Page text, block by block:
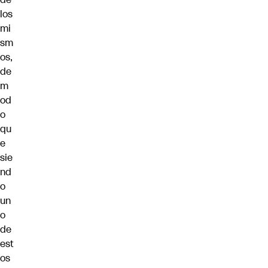
los
mi
sm
os,
de
m
od
o
qu
e
sie
nd
o
un
o
de
est
os